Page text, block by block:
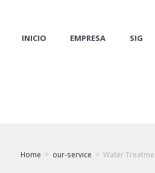
INICIO EMPRESA SIG
Home our-service Water